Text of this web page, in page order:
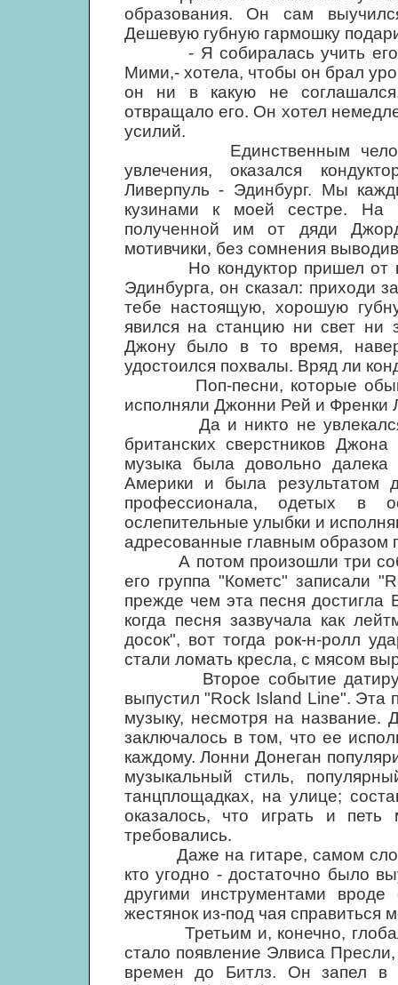
образования. Он сам
Дешевую губную гармошку
- Я собиралась учить его
Мими,- хотела, чтобы он брал
он ни в какую не
отвращало его. Он хотел
усилий.
Единственным
увлечения, оказался
Ливерпуль - Эдинбург. Мы
кузинами к моей сестре. На
полученной им от дяди
мотивчики, без сомнения
Но кондуктор пришел от
Эдинбурга, он сказал: приходи
тебе настоящую, хорошую
явился на станцию ни свет ни
Джону было в то время,
удостоился похвалы. Вряд ли
Поп-песни, которые
исполняли Джонни Рей и Френки
Да и никто не увлекался
британских сверстников
музыка была довольно
Америки и была результатом
профессионала, одетых в
ослепительные улыбки и
адресованные главным
А потом произошли три
его группа "Кометс" записали
прежде чем эта песня достигла
когда песня зазвучала как
досок", вот тогда рок-н-ролл
стали ломать кресла, с мясом
Второе событие
выпустил "Rock Island Line". Эта
музыку, несмотря на
заключалось в том, что ее
каждому. Лонни Донеган
музыкальный стиль,
танцплощадках, на улице;
оказалось, что играть и
требовались.
Даже на гитаре, самом
кто угодно - достаточно было
другими инструментами
жестянок из-под чая справиться
Третьим и, конечно,
стало появление Элвиса
времен до Битлз. Он запел